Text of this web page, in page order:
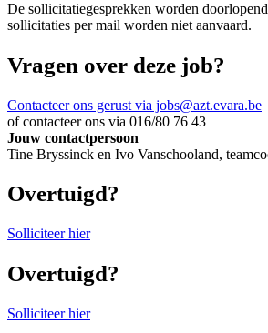
De sollicitatiegesprekken worden
sollicitaties per mail worden niet aanvaard.
Vragen over deze job?
Contacteer ons gerust via jobs@azt.evara.be
of contacteer ons via 016/80 76 43
Jouw contactpersoon
Tine Bryssinck en Ivo Vanschooland,
Overtuigd?
Solliciteer hier
Overtuigd?
Solliciteer hier